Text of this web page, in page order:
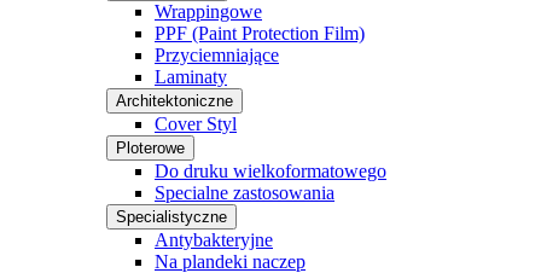
Wrappingowe
PPF (Paint Protection Film)
Przyciemniające
Laminaty
Architektoniczne
Cover Styl
Ploterowe
Do druku wielkoformatowego
Specialne zastosowania
Specialistyczne
Antybakteryjne
Na plandeki naczep